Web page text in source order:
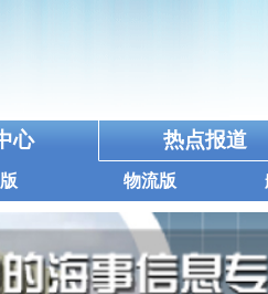
心 热点报道
物流版